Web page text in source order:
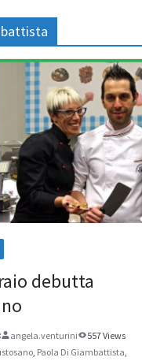
debutta
angela.venturini
557 Views
, Paola Di Giambattista